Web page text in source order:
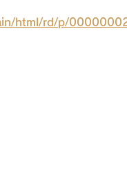
html/rd/p/